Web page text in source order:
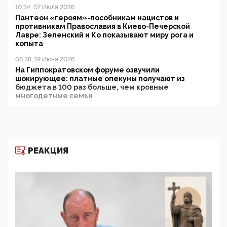
10:34, 07 Июля 2026
Пантеон «героям»-пособникам нацистов и
противникам Православия в Киево-Печерской
Лавре: Зеленский и Ко показывают миру рога и
копыта
06:38, 19 Июня 2026
На Гиппократовском форуме озвучили
шокирующее: платные опекуны получают из
бюджета в 100 раз больше, чем кровные
многодетные семьи
11:53, 09 Июня 2026
деятельность ИИТО ЮНЕСКО в России, но
цифроглобалисты продолжают определять
повестку в образовании
09:43, 01 Июня 2026
5G за счет здоровья граждан: Минцифры намерено
РЕАКЦИЯ